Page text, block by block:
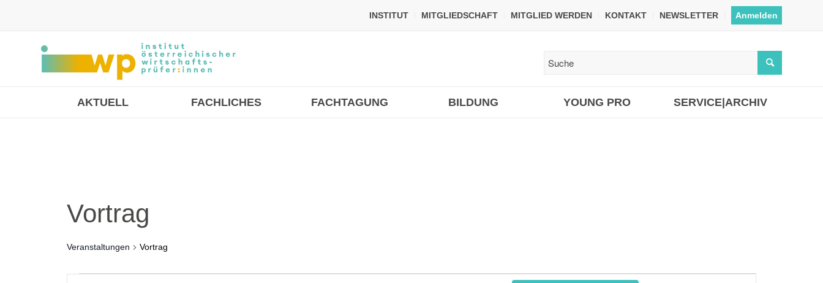
INSTITUT MITGLIEDSCHAFT MITGLIED WERDEN KONTAKT NEWSLETTER Anmelden
AKTUELL FACHLICHES FACHTAGUNG BILDUNG YOUNG PRO SERVICE|ARCHIV
Vortrag
Veranstaltungen Vortrag